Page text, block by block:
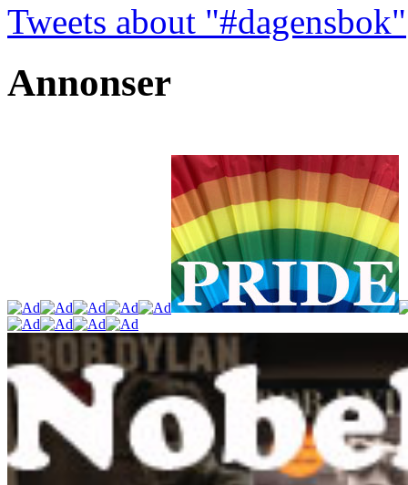
Tweets about "#dagensbok"
Annonser